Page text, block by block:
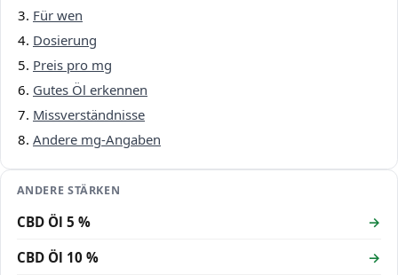
Für wen
Dosierung
Preis pro mg
Gutes Öl erkennen
Missverständnisse
Andere mg-Angaben
ANDERE STÄRKEN
CBD Öl 5 %
CBD Öl 10 %